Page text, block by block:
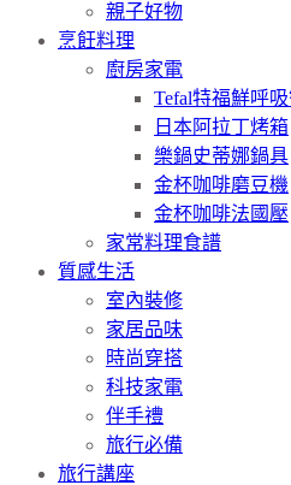
親子好物
烹飪料理
廚房家電
Tefal特福鮮呼
日本阿拉丁烤箱
樂鍋史蒂娜鍋具
金杯咖啡磨豆機
金杯咖啡法國壓
家常料理食譜
質感生活
室內裝修
家居品味
時尚穿搭
科技家電
伴手禮
旅行必備
旅行講座